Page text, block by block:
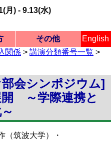
秋季大会
月) - 9.13(水)
項目一覧
アクセス・マップ
懇親会
方 項目一覧
オンライン学会会場GOI
マニュアル
介 項目一覧
式典のご案内
ビジョンシンポジウム
特別シンポジウム
本部・支部企画
部会横断型シンポジウム
部会シンポジウム
他 項目一覧
懇親会
委員会・会合一覧
展示一覧
ランチョンセミナー
託児サービス
その他
発表する方
座長・審査員
ご関係者
広告・展示申込
問い合わせ
English
関係 > 講演分類番号一覧 >
会シンポジウム]
開 ～学際連携と
（筑波大学）・